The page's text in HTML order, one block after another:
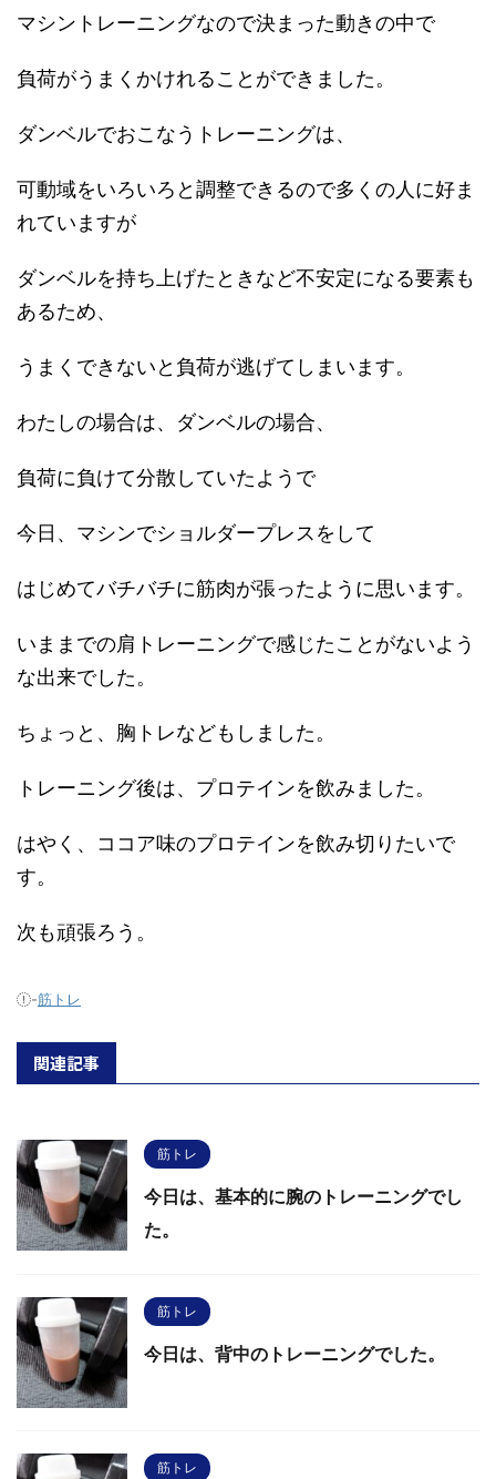
マシントレーニングなので決まった動きの中で
負荷がうまくかけれることができました。
ダンベルでおこなうトレーニングは、
可動域をいろいろと調整できるので多くの人に好ま
れていますが
ダンベルを持ち上げたときなど不安定になる要素も
あるため、
うまくできないと負荷が逃げてしまいます。
わたしの場合は、ダンベルの場合、
負荷に負けて分散していたようで
今日、マシンでショルダープレスをして
はじめてバチバチに筋肉が張ったように思います。
いままでの肩トレーニングで感じたことがないよう
な出来でした。
ちょっと、胸トレなどもしました。
トレーニング後は、プロテインを飲みました。
はやく、ココア味のプロテインを飲み切りたいで
す。
次も頑張ろう。
-筋トレ
関連記事
筋トレ
今日は、基本的に腕のトレーニングでし
た。
筋トレ
今日は、背中のトレーニングでした。
筋トレ